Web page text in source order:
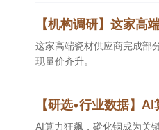
这家高端瓷材供应商完成部
现量价齐升。
AI算力狂飙，磷化铟成为关